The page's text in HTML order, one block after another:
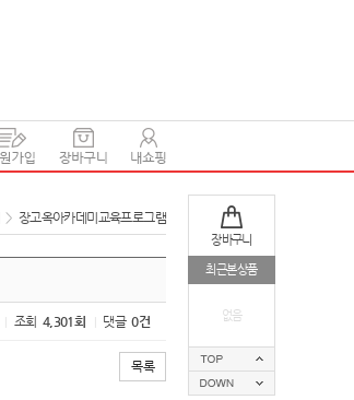
장바구니
최근본상품
없음
> 장고옥아카데미교육프로그램
조회 4,301회 댓글 0건
목록